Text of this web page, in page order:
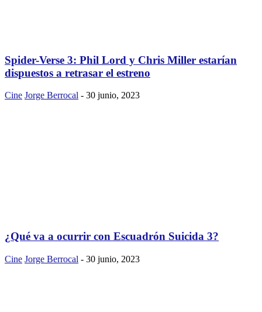
Spider-Verse 3: Phil Lord y Chris Miller estarían
dispuestos a retrasar el estreno
Cine Jorge Berrocal - 30 junio, 2023
¿Qué va a ocurrir con Escuadrón Suicida 3?
Cine Jorge Berrocal - 30 junio, 2023